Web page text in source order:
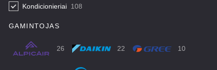
Kondicionieriai 108
GAMINTOJAS
26 22 10